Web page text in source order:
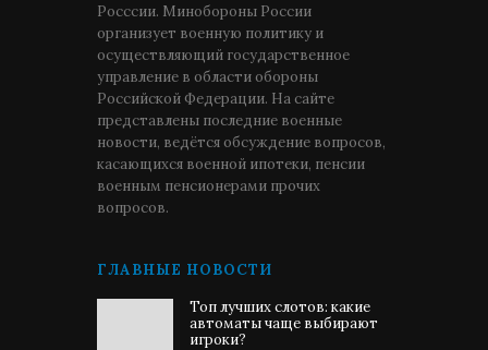
Росссии. Минобороны России
организует военную политику и
осуществляющий государственное
управление в области обороны
Российской Федерации. На сайте
представлены последние военные
новости, ведётся обсуждение вопросов,
касающихся военной ипотеки, пенсии
военным пенсионерами прочих
вопросов.
ГЛАВНЫЕ НОВОСТИ
Топ лучших слотов: какие
автоматы чаще выбирают
игроки?